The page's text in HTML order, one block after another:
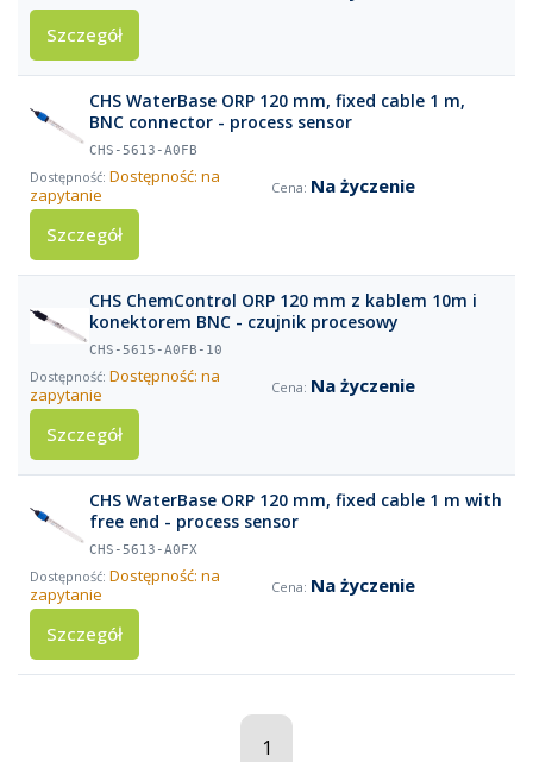
Szczegół
CHS WaterBase ORP 120 mm, fixed cable 1 m,
BNC connector - process sensor
CHS-5613-A0FB
Dostępność: na
zapytanie
Na życzenie
Szczegół
CHS ChemControl ORP 120 mm z kablem 10m i
konektorem BNC - czujnik procesowy
CHS-5615-A0FB-10
Dostępność: na
zapytanie
Na życzenie
Szczegół
CHS WaterBase ORP 120 mm, fixed cable 1 m with
free end - process sensor
CHS-5613-A0FX
Dostępność: na
zapytanie
Na życzenie
Szczegół
1